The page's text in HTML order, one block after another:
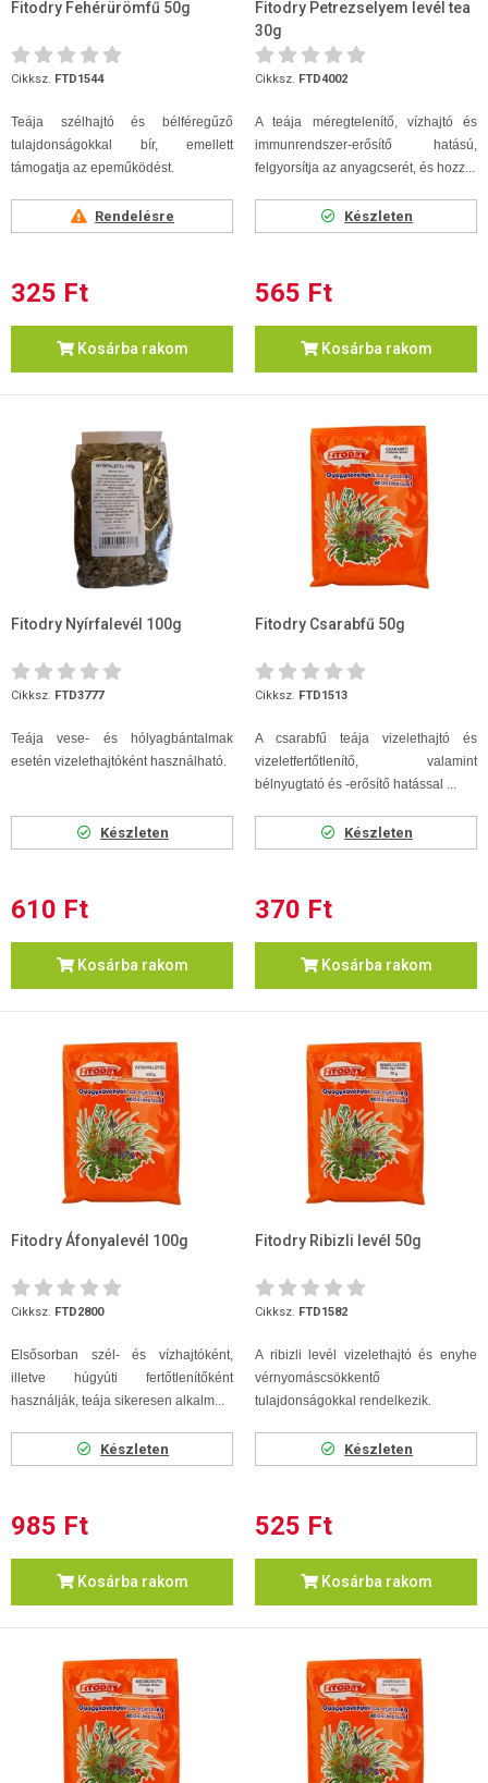
Fitodry Fehérürömfű 50g
Cikksz. FTD1544
Teája szélhajtó és bélféregűző
tulajdonságokkal bír, emellett
támogatja az epeműködést.
Rendelésre
325 Ft
Kosárba rakom
Fitodry Petrezselyem levél tea
30g
Cikksz. FTD4002
A teája méregtelenítő, vízhajtó és
immunrendszer-erősítő hatású,
felgyorsítja az anyagcserét, és hozz...
Készleten
565 Ft
Kosárba rakom
Fitodry Nyírfalevél 100g
Cikksz. FTD3777
Teája vese- és hólyagbántalmak
esetén vizelethajtóként használható.
Készleten
610 Ft
Kosárba rakom
Fitodry Csarabfű 50g
Cikksz. FTD1513
A csarabfű teája vizelethajtó és
vizeletfertőtlenítő, valamint
bélnyugtató és -erősítő hatással ...
Készleten
370 Ft
Kosárba rakom
Fitodry Áfonyalevél 100g
Cikksz. FTD2800
Elsősorban szél- és vízhajtóként,
illetve húgyúti fertőtlenítőként
használják, teája sikeresen alkalm...
Készleten
985 Ft
Kosárba rakom
Fitodry Ribizli levél 50g
Cikksz. FTD1582
A ribizli levél vizelethajtó és enyhe
vérnyomáscsökkentő
tulajdonságokkal rendelkezik.
Készleten
525 Ft
Kosárba rakom